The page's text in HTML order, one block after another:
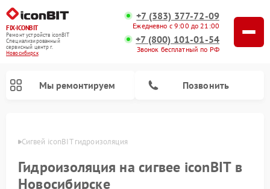
FIX-ICONBIT
Ремонт устройств iconBIT
Специализированный
cервисный центр г.
Новосибирск
+7 (383) 377-72-09
Ежедневно с 9:00 до 21:00
+7 (800) 101-01-54
Звонок бесплатный по РФ
Мы ремонтируем Позвонить
Сигвей iconBIT гидроизоляция
Гидроизоляция на сигвее iconBIT в
Новосибирске